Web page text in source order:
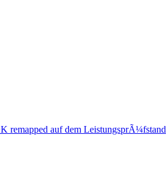
remapped auf dem LeistungsprÃ¼fstand